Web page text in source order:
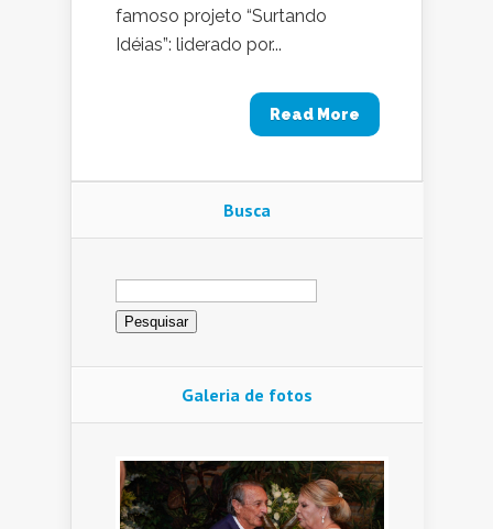
famoso projeto “Surtando
Idéias”: liderado por...
Read More
Busca
Pesquisar
por:
Galeria de fotos